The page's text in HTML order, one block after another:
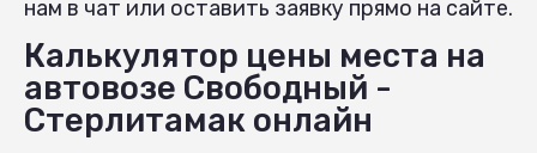
нам в чат или оставить заявку прямо на сайте.
Калькулятор цены места на
автовозе Свободный -
Стерлитамак онлайн